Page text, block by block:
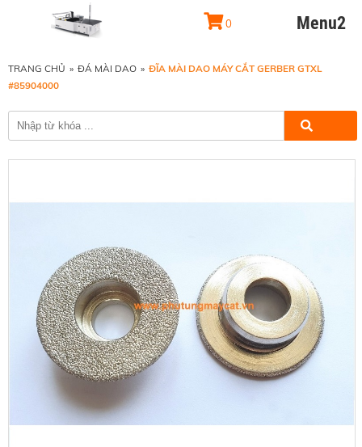
0 Menu2
TRANG CHỦ » ĐÁ MÀI DAO » ĐĨA MÀI DAO MÁY CẮT GERBER GTXL
#85904000